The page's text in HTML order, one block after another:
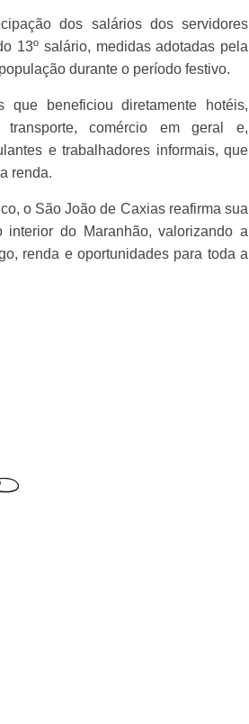
dos salários dos servidores
13º salário, medidas adotadas pela
durante o período festivo.
beneficiou diretamente hotéis,
transporte, comércio em geral e,
e trabalhadores informais, que
renda.
o São João de Caxias reafirma sua
do Maranhão, valorizando a
renda e oportunidades para toda a